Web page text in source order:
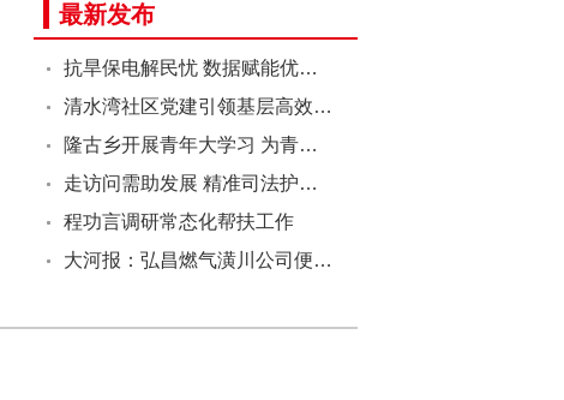
最新发布
抗旱保电解民忧 数据赋能优…
清水湾社区党建引领基层高效…
隆古乡开展青年大学习 为青…
走访问需助发展 精准司法护…
程功言调研常态化帮扶工作
大河报：弘昌燃气潢川公司便…